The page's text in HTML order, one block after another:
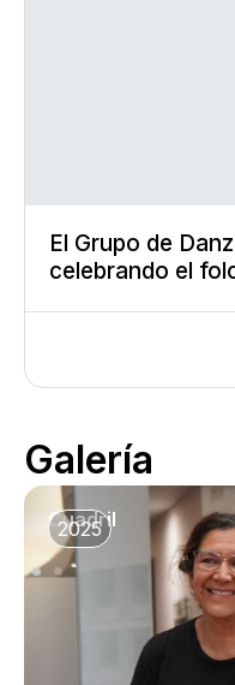
El Grupo de
celebrando el
Galería
Cuadril
2025